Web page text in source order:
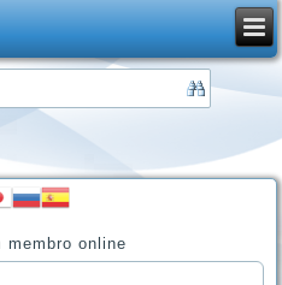
membro online